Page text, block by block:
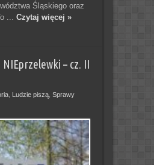
Śląskiego oraz
... Czytaj więcej »
– cz. II
, Ludzie piszą, Sprawy